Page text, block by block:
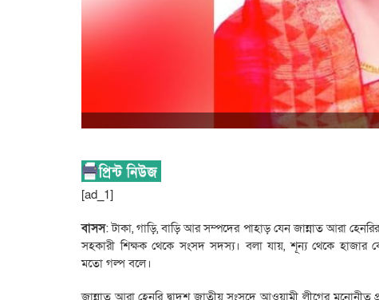
[ad_1]
বাসস: টাকা, গাড়ি, বাড়ি আর সম্পদের পাহাড় যেন জান্নাত আরা
সহকারী শিক্ষক থেকে সংসদ সদস্য। বলা যায়, শূন্য থেকে হাজার
মতো গল্প বলে।
জান্নাত আরা হেনরি দ্বাদশ জাতীয় সংসদে আওয়ামী লীগের মনোনীত